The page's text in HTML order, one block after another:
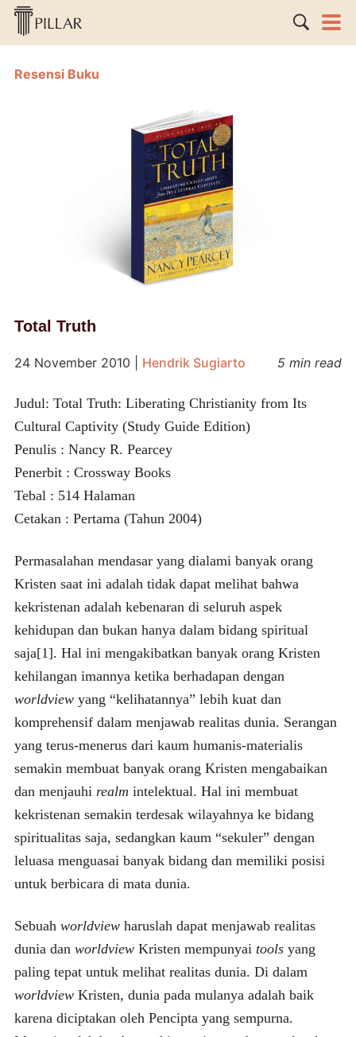
Resensi Buku
Total Truth
24 November 2010 Hendrik Sugiarto 5 min read
Judul: Total Truth: Liberating Christianity from Its
Cultural Captivity (Study Guide Edition)
Penulis : Nancy R. Pearcey
Penerbit : Crossway Books
Tebal : 514 Halaman
Cetakan : Pertama (Tahun 2004)
Permasalahan mendasar yang dialami banyak orang
Kristen saat ini adalah tidak dapat melihat bahwa
kekristenan adalah kebenaran di seluruh aspek
kehidupan dan bukan hanya dalam bidang spiritual
saja[1]. Hal ini mengakibatkan banyak orang Kristen
kehilangan imannya ketika berhadapan dengan
worldviewyang “kelihatannya” lebih kuat dan
komprehensif dalam menjawab realitas dunia. Serangan
yang terus-menerus dari kaum humanis-materialis
semakin membuat banyak orang Kristen mengabaikan
dan menjauhi realm intelektual. Hal ini membuat
kekristenan semakin terdesak wilayahnya ke bidang
spiritualitas saja, sedangkan kaum “sekuler” dengan
leluasa menguasai banyak bidang dan memiliki posisi
untuk berbicara di mata dunia.
Sebuah worldviewharuslah dapat menjawab realitas
dunia dan worldviewKristen mempunyai toolsyang
paling tepat untuk melihat realitas dunia. Di dalam
worldviewKristen, dunia pada mulanya adalah baik
karena diciptakan oleh Pencipta yang sempurna.